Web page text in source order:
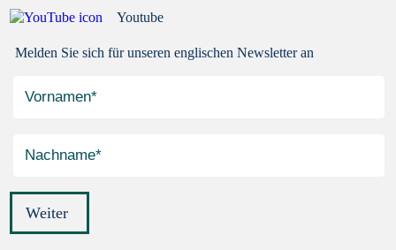
Melden Sie sich für unseren englischen Newsletter an
Weiter
Youtube